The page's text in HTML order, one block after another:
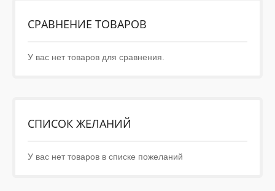
СРАВНЕНИЕ ТОВАРОВ
У вас нет товаров для сравнения.
СПИСОК ЖЕЛАНИЙ
У вас нет товаров в списке пожеланий